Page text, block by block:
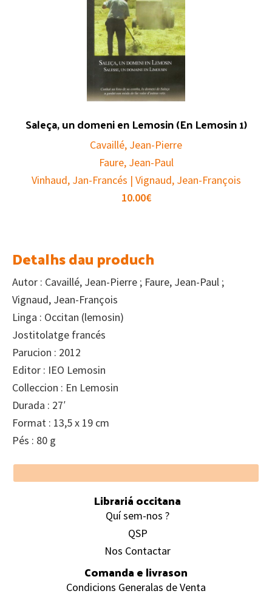
Saleça, un domeni en Lemosin (En Lemosin 1)
Cavaillé, Jean-Pierre
Faure, Jean-Paul
Vinhaud, Jan-Francés | Vignaud, Jean-François
10.00€
Detalhs dau produch
Autor : Cavaillé, Jean-Pierre ; Faure, Jean-Paul ;
Vignaud, Jean-François
Linga : Occitan (lemosin)
Jostitolatge francés
Parucion : 2012
Editor : IEO Lemosin
Colleccion : En Lemosin
Durada : 27′
Format : 13,5 x 19 cm
Pés : 80 g
Footer
Librariá occitana
Quí sem-nos ?
QSP
Nos Contactar
Comanda e livrason
Condicions Generalas de Venta